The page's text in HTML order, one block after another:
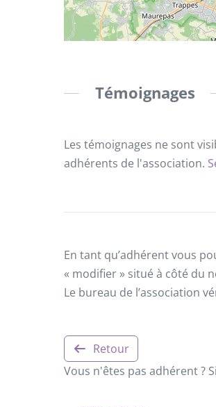
Témoignages
Les témoignages ne sont
adhérents de l'association.
En tant qu’adhérent vous
« modifier » situé à côté du
Le bureau de l’association
Retour
Vous n'êtes pas adhérent ?